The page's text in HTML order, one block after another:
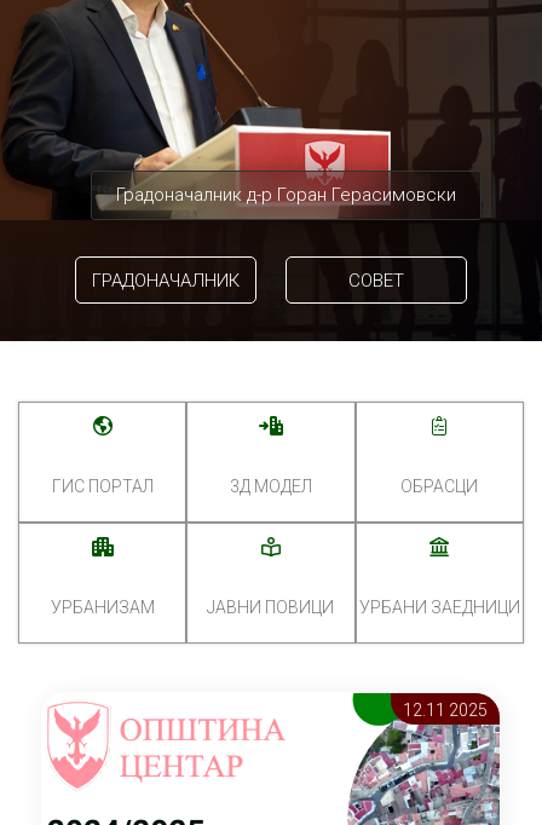
Градоначалник д-р Горан Герасимовски
ГРАДОНАЧАЛНИК СОВЕТ
ГИС ПОРТАЛ 3Д МОДЕЛ ОБРАСЦИ
УРБАНИЗАМ ЈАВНИ ПОВИЦИ УРБАНИ ЗАЕДНИЦИ
12.11 2025